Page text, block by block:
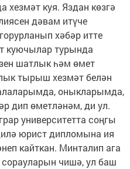
куя. Яздан көзгә
дәвам итүче
хәбәр итте
куючылар турында
шатлык һәм өмет
тырыш хезмәт белән
оныкларымда,
дип өметләнәм, ди ул.
университетта соңгы
юрист дипломына ия
кайткан. Минталип ага
чишә, ул баш